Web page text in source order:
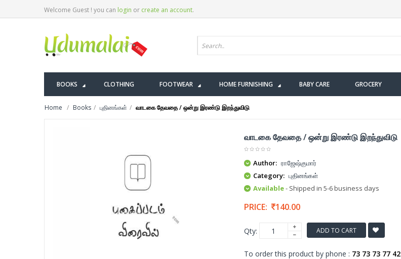
Welcome Guest ! you can login or create an account.
BOOKS CLOTHING FOOTWEAR HOME FURNISHING BABY CARE GROCERY
Home Books புதினங்கள் வாடகை தேவதை / ஒன்று இரண்டு இறந்துவிடு
வாடகை தேவதை / ஒன்று இரண்டு இறந்துவிடு
Author: ராஜேஷ்குமார்
Category: புதினங்கள்
Available- Shipped in 5-6 business days
PRICE: 140.00
Qty: ADD TO CART
To order this product by phone : 73 73 73 77 42